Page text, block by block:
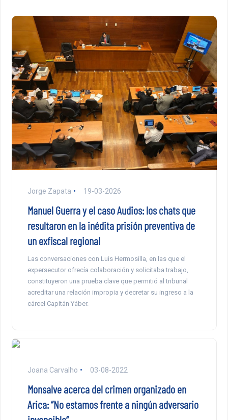
Jorge Zapata 19-03-2026
Manuel Guerra y el caso Audios: los chats que
resultaron en la inédita prisión preventiva de
un exfiscal regional
Las conversaciones con Luis Hermosilla, en las que el
expersecutor ofrecía colaboración y solicitaba trabajo,
constituyeron una prueba clave que permitió al tribunal
acreditar una relación impropia y decretar su ingreso a la
cárcel Capitán Yáber.
Joana Carvalho 03-08-2022
Monsalve acerca del crimen organizado en
Arica: “No estamos frente a ningún adversario